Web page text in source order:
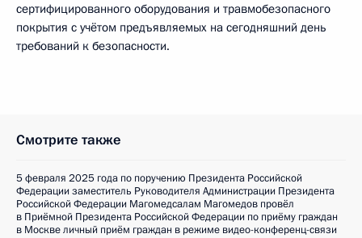
сертифицированного оборудования и травмобезопасного
покрытия с учётом предъявляемых на сегодняшний день
требований к безопасности.
Смотрите также
5 февраля 2025 года по поручению Президента Российской
Федерации заместитель Руководителя Администрации Президента
Российской Федерации Магомедсалам Магомедов провёл
в Приёмной Президента Российской Федерации по приёму граждан
в Москве личный приём граждан в режиме видео-конференц-связи